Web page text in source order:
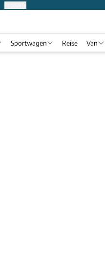
Sportwagen Reise Van